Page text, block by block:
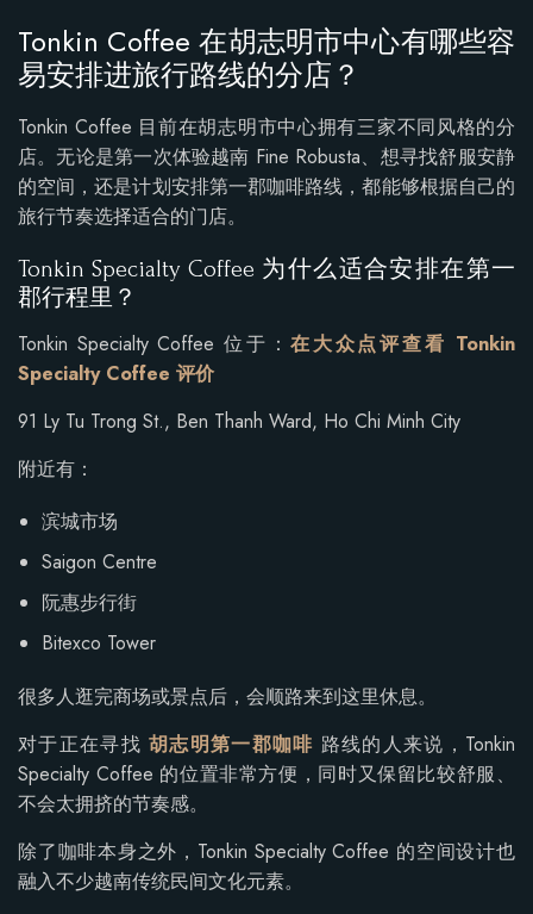
Tonkin Coffee 在胡志明市中心有哪些容
易安排进旅行路线的分店？
Tonkin Coffee 目前在胡志明市中心拥有三家不同风格的分
店。无论是第一次体验越南 Fine Robusta、想寻找舒服安静
的空间，还是计划安排第一郡咖啡路线，都能够根据自己的
旅行节奏选择适合的门店。
Tonkin Specialty Coffee 为什么适合安排在第一
郡行程里？
Tonkin Specialty Coffee 位于：在大众点评查看 Tonkin
Specialty Coffee 评价
91 Ly Tu Trong St., Ben Thanh Ward, Ho Chi Minh City
附近有：
滨城市场
Saigon Centre
阮惠步行街
Bitexco Tower
很多人逛完商场或景点后，会顺路来到这里休息。
对于正在寻找胡志明第一郡咖啡 路线的人来说，Tonkin
Specialty Coffee 的位置非常方便，同时又保留比较舒服、
不会太拥挤的节奏感。
除了咖啡本身之外，Tonkin Specialty Coffee 的空间设计也
融入不少越南传统民间文化元素。